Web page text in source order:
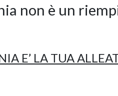
non è un
E’ LA TUA